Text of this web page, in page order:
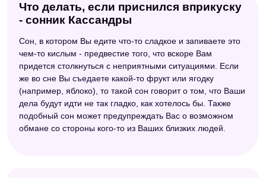
Что делать, если приснился вприкуску
- сонник Кассандры
Сон, в котором Вы едите что-то сладкое и запиваете это
чем-то кислым - предвестие того, что вскоре Вам
придется столкнуться с неприятными ситуациями. Если
же во сне Вы съедаете какой-то фрукт или ягодку
(например, яблоко), то такой сон говорит о том, что Ваши
дела будут идти не так гладко, как хотелось бы. Также
подобный сон может предупреждать Вас о возможном
обмане со стороны кого-то из Ваших близких людей.